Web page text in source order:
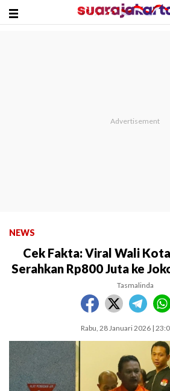
NEWS
Cek Fakta: Viral Wali
Serahkan Rp800 Juta ke
Tasmalinda
Rabu, 28 Januari 2026 |